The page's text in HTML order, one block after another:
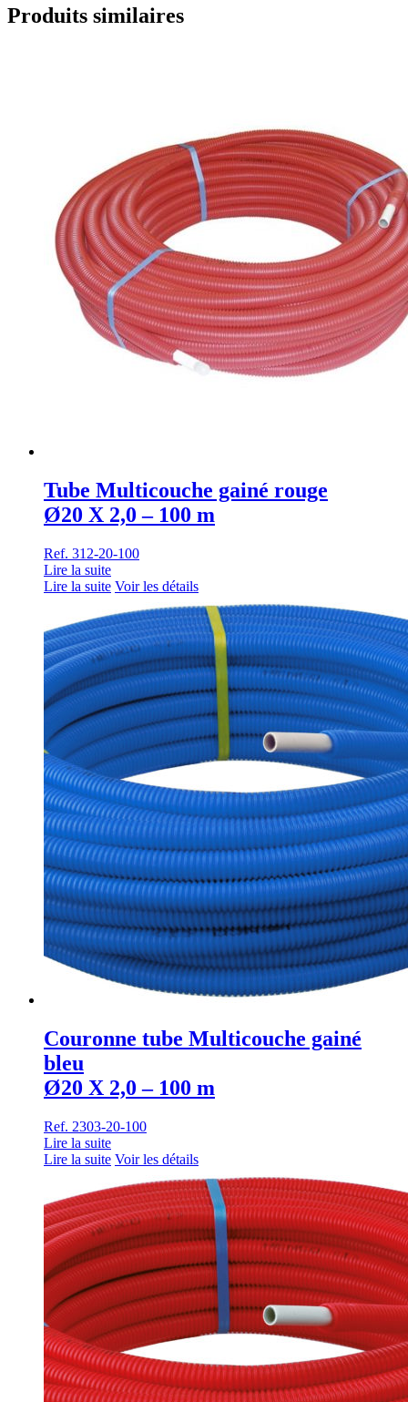
Produits similaires
Tube Multicouche gainé rouge
Ø20 X 2,0 – 100 m
Ref. 312-20-100
Lire la suite
Lire la suite Voir les détails
Couronne tube Multicouche gainé
bleu
Ø20 X 2,0 – 100 m
Ref. 2303-20-100
Lire la suite
Lire la suite Voir les détails